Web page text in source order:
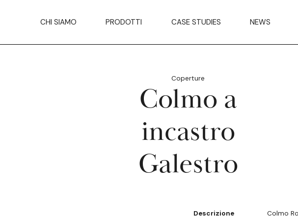
CHI SIAMO PRODOTTI CASE STUDIES NEWS
Coperture
Colmo a
incastro
Galestro
Descrizione Colmo